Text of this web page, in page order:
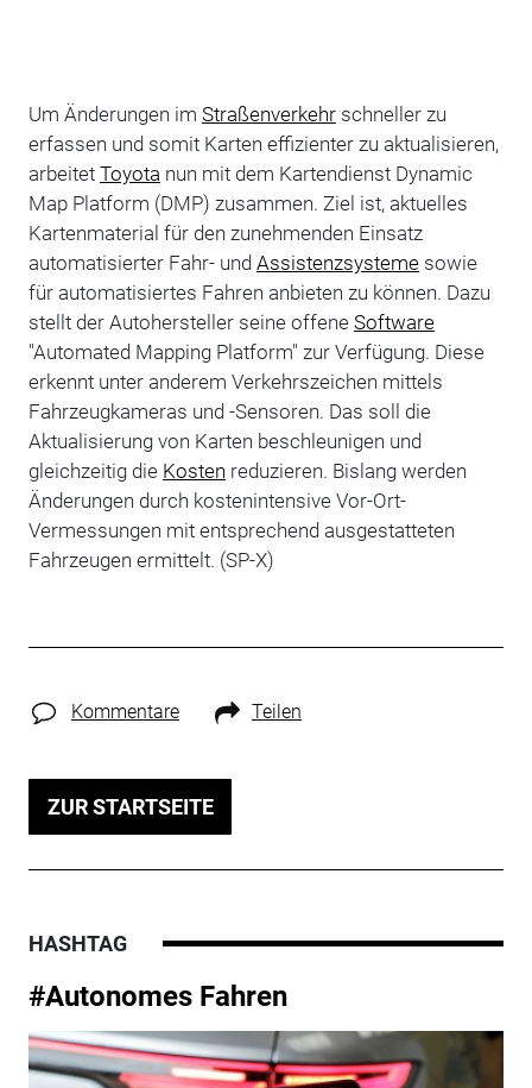
Um Änderungen im Straßenverkehrschneller zu
erfassen und somit Karten effizienter zu aktualisieren,
arbeitet Toyota nun mit dem Kartendienst Dynamic
Map Platform (DMP) zusammen. Ziel ist, aktuelles
Kartenmaterial für den zunehmenden Einsatz
automatisierter Fahr- und Assistenzsystemesowie
für automatisiertes Fahren anbieten zu können. Dazu
stellt der Autohersteller seine offene Software
"Automated Mapping Platform" zur Verfügung. Diese
erkennt unter anderem Verkehrszeichen mittels
Fahrzeugkameras und -Sensoren. Das soll die
Aktualisierung von Karten beschleunigen und
gleichzeitig die Kosten reduzieren. Bislang werden
Änderungen durch kostenintensive Vor-Ort-
Vermessungen mit entsprechend ausgestatteten
Fahrzeugen ermittelt. (SP-X)
Kommentare Teilen
ZUR STARTSEITE
HASHTAG
#Autonomes Fahren